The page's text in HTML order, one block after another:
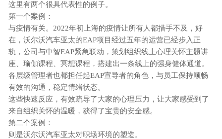
这里有两个很具代表性的例子。
第一个案例 ：
与疫情有关。 2022年初上海的疫情让所有人都措手不及，好
在，沃尔沃汽车亚太的EAP项目经过五年的运营已经步入正
轨，公司与中智EAP紧急联动，策划组织线上心理关怀主题讲
座、瑜伽课程、冥想课程，搭建出一条线上的强身健体通道。
各层级管理者也都担任起EAP宣导者的角色，与员工保持顺畅
有效的沟通，稳定情绪状态。
这些快速反应，有效疏导了大家的心理压力，让大家感受到了
来自组织关怀的温暖，获得了宝贵的安全感。
第二个案例 ：
则是沃尔沃汽车亚太对职场环境的塑造。